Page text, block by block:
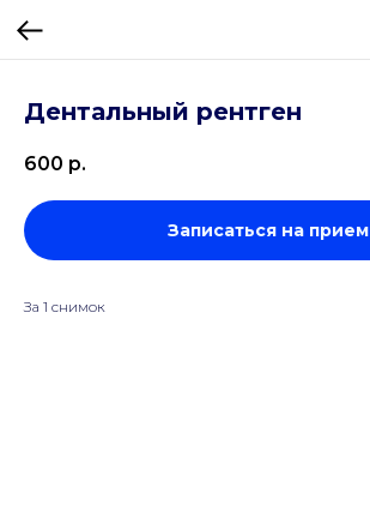
Дентальный рентген
600 р.
Записаться на прием
За 1 снимок